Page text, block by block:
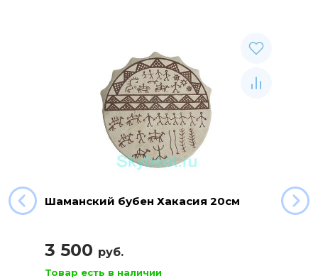
Шаманский бубен Хакасия 20см
3 500 руб.
Товар есть в наличии